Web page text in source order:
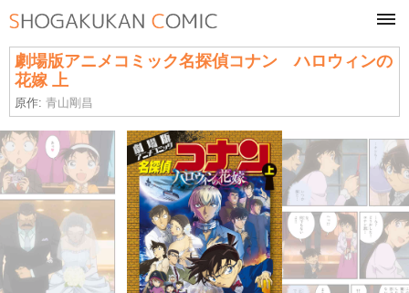
劇場版アニメコミック名探偵コナン ハロウィンの
花嫁 上
原作:青山剛昌